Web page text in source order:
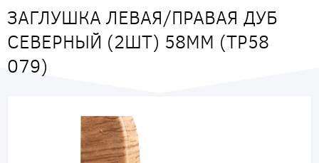
ЗАГЛУШКА ЛЕВАЯ/ПРАВАЯ ДУБ
СЕВЕРНЫЙ (2ШТ) 58ММ (ТР58
079)